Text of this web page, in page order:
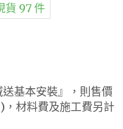
貨 97 件
基本安裝』，則售價
材料費及施工費另計